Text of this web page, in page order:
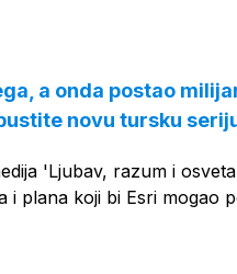
a onda postao
novu tursku
'Ljubav, razum i
i plana koji bi Esri mogao